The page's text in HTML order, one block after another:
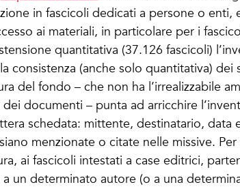
in fascicoli dedicati a persone o enti,
ai materiali, in particolare per i
quantitativa (37.126 fascicoli)
consistenza (anche solo quantitativa)
del fondo – che non ha l’irrealizzabile
dei documenti – punta ad arricchire
schedata: mittente, destinatario,
menzionate o citate nelle missive.
ai fascicoli intestati a case editrici,
un determinato autore (o a una